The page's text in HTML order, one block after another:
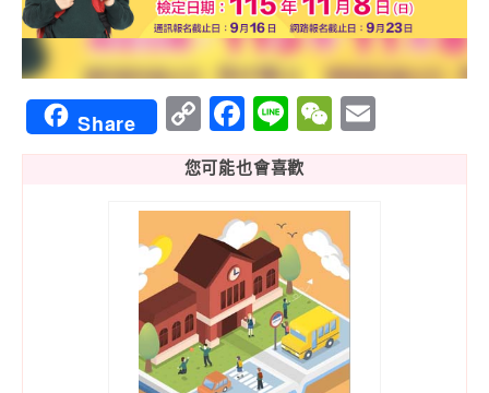
Share
Copy
Link
Facebook
LineWeChat
您可能也會喜歡